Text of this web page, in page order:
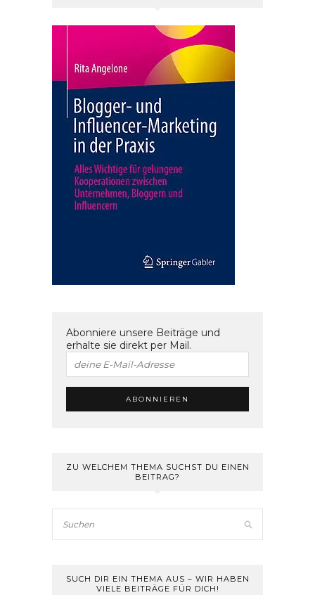
Abonniere unsere Beiträge und
erhalte sie direkt per Mail.
ZU WELCHEM THEMA SUCHST DU EINEN
BEITRAG?
SUCH DIR EIN THEMA AUS – WIR HABEN
VIELE BEITRÄGE FÜR DICH!